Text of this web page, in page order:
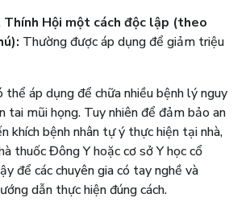
Thính Hội một cách độc lập (theo
Thường được áp dụng để giảm triệu
thể áp dụng để chữa nhiều bệnh lý nguy
tai mũi họng. Tuy nhiên để đảm bảo an
khích bệnh nhân tự ý thực hiện tại nhà,
thuốc Đông Y hoặc cơ sở Y học cổ
để các chuyên gia có tay nghề và
dẫn thực hiện đúng cách.